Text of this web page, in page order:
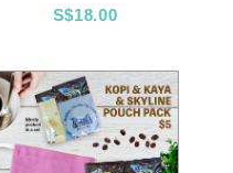
S$18.00